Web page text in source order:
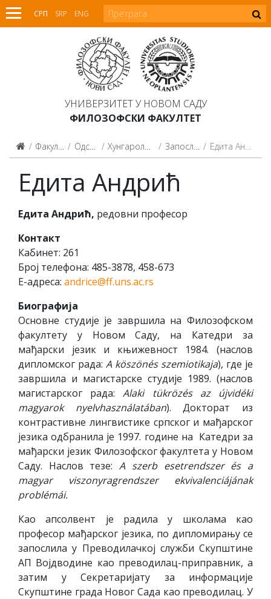
СРП SRP ENG
УНИВЕРЗИТЕТ У НОВОМ САДУ
ФИЛОЗОФСКИ ФАКУЛТЕТ
Факултет Одсеци Хунгарологија Запослени Едита Андрић
Едита Андрић
Едита Андрић, редовни професор
Контакт
Кабинет: 261
Број телефона: 485-3878, 458-673
Е-адреса: andrice@ff.uns.ac.rs
Биографија
Основне студије је завршила на Филозофском
факултету у Новом Саду, на Катедри за
мађарски језик и књижевност 1984. (наслов
дипломског рада: A köszönés szemiotikaja), где је
завршила и магистарске студије 1989. (наслов
магистарског рада:Alaki tükrözés az újvidéki
magyarok nyelvhasználatában). Докторат из
контрастивне лингвистике српског и мађарског
језика одбранила је 1997. године на Катедри за
мађарски језик Филозофског факултета у Новом
Саду. Наслов тезе:A szerb esetrendszer és a
magyar viszonyragrendszer ekvivalenciájának
problémái.
Као апсолвент је радила у школама као
професор мађарског језика, по дипломирању се
запослила у Преводилачкој служби Скупштине
АП Војдводине као преводилац-приправник, а
затим у Секретаријату за информације
Скупштине града Новог Сада као преводилац. У